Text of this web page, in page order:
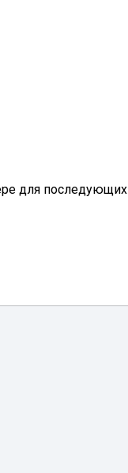
для последующих